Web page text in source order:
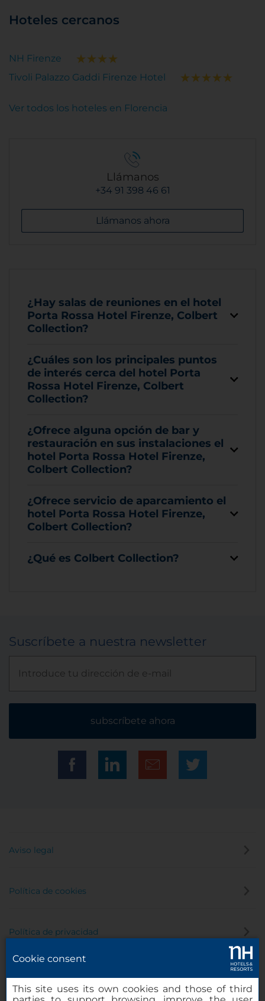
Hoteles cercanos
NH Firenze
Tivoli Palazzo Gaddi Firenze Hotel
Ver todos los hoteles en Florencia
Llámanos
+34 91 398 46 61
Llámanos ahora
¿Hay salas de reuniones en el hotel
Porta Rossa Hotel Firenze, Colbert
Collection?
¿Cuáles son los principales puntos
de interés cerca del hotel Porta
Rossa Hotel Firenze, Colbert
Collection?
¿Ofrece alguna opción de bar y
restauración en sus instalaciones el
hotel Porta Rossa Hotel Firenze,
Colbert Collection?
¿Ofrece servicio de aparcamiento el
hotel Porta Rossa Hotel Firenze,
Colbert Collection?
¿Qué es Colbert Collection?
Suscríbete a nuestra newsletter
subscríbete ahora
Aviso legal
Política de cookies
Política de privacidad
Cookie consent
This site uses its own cookies and those of third